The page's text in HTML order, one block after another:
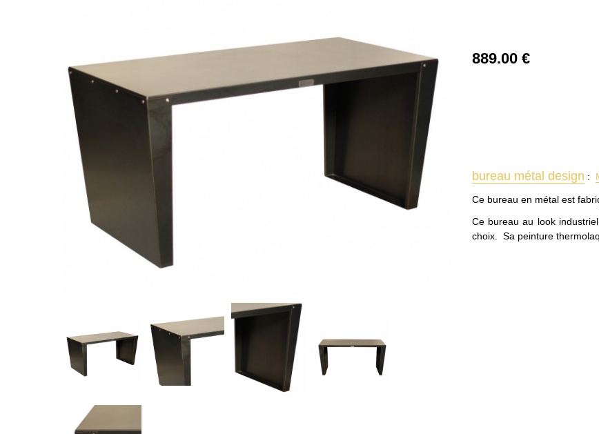
889.00€
bureau métal design :
Ce bureau en métal est
Ce bureau au look
choix. Sa peinture